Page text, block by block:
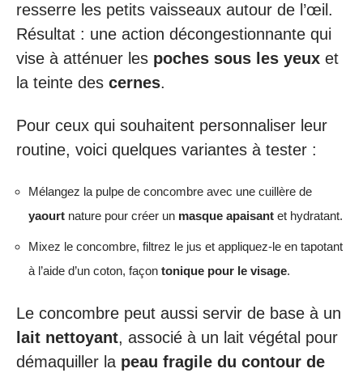
resserre les petits vaisseaux autour de l’œil.
Résultat : une action décongestionnante qui
vise à atténuer les poches sous les yeux et
la teinte des cernes.
Pour ceux qui souhaitent personnaliser leur
routine, voici quelques variantes à tester :
Mélangez la pulpe de concombre avec une cuillère de
yaourt nature pour créer un masque apaisant et hydratant.
Mixez le concombre, filtrez le jus et appliquez-le en tapotant
à l’aide d’un coton, façon tonique pour le visage.
Le concombre peut aussi servir de base à un
lait nettoyant, associé à un lait végétal pour
démaquiller la peau fragile du contour de